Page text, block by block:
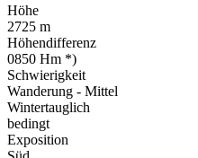
Höhe
2725 m
Höhendifferenz
0850 Hm *)
Schwierigkeit
Wanderung - Mittel
Wintertauglich
bedingt
Exposition